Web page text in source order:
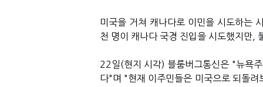
미국을 거쳐 캐나다로 이민을 시도하는
천 명이 캐나다 국경 진입을 시도했지만,
22일(현지 시각) 블룸버그통신은 "뉴욕
다"며 "현재 이주민들은 미국으로 되돌